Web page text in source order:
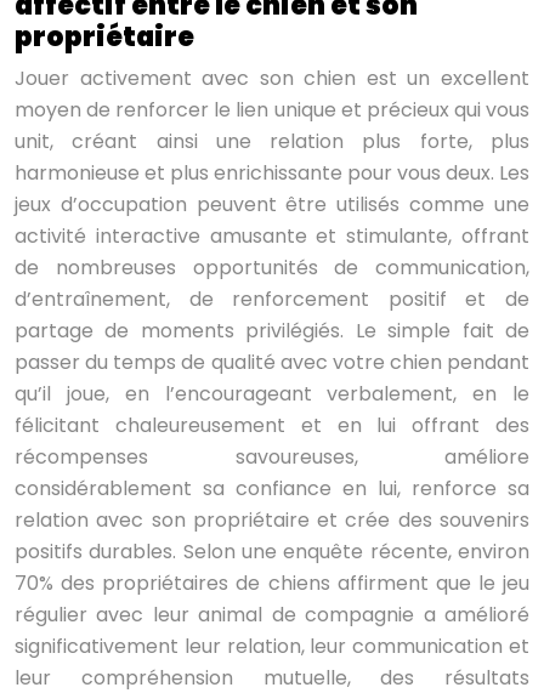
propriétaire
Jouer activement avec son chien est un excellent
moyen de renforcer le lien unique et précieux qui vous
unit, créant ainsi une relation plus forte, plus
harmonieuse et plus enrichissante pour vous deux. Les
jeux d’occupation peuvent être utilisés comme une
activité interactive amusante et stimulante, offrant
de nombreuses opportunités de communication,
d’entraînement, de renforcement positif et de
partage de moments privilégiés. Le simple fait de
passer du temps de qualité avec votre chien pendant
qu’il joue, en l’encourageant verbalement, en le
félicitant chaleureusement et en lui offrant des
récompenses savoureuses, améliore
considérablement sa confiance en lui, renforce sa
relation avec son propriétaire et crée des souvenirs
positifs durables. Selon une enquête récente, environ
70% des propriétaires de chiens affirment que le jeu
régulier avec leur animal de compagnie a amélioré
significativement leur relation, leur communication et
leur compréhension mutuelle, des résultats